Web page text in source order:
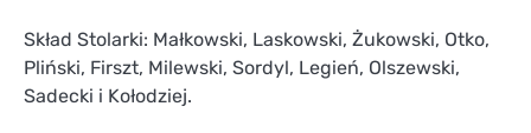
Skład Stolarki: Małkowski, Laskowski, Żukowski, Otko,
Pliński, Firszt, Milewski, Sordyl, Legień, Olszewski,
Sadecki i Kołodziej.